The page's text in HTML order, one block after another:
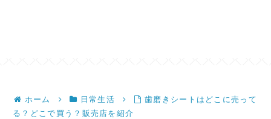
ホーム 日常生活
歯磨きシートはどこに売って
る？どこで買う？販売店を紹介